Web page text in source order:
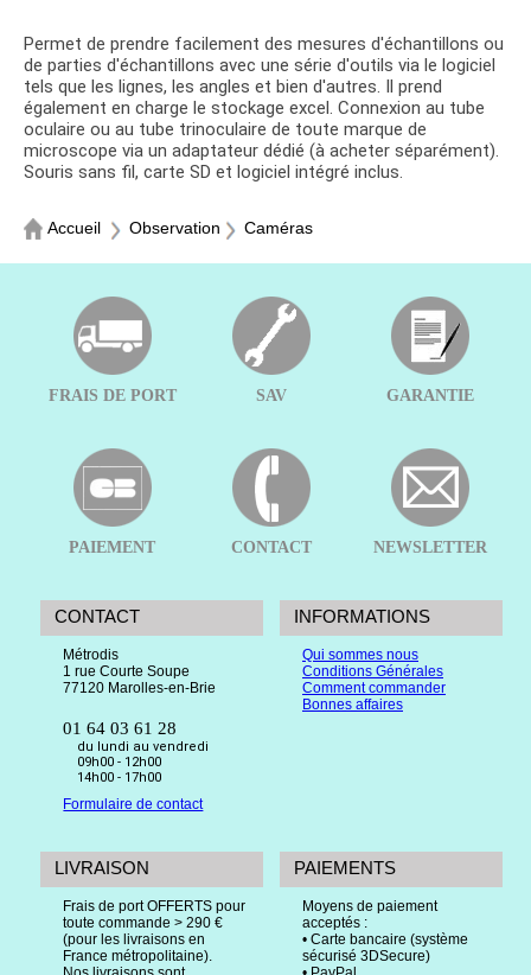
Permet de prendre facilement des mesures d'échantillons ou
de parties d'échantillons avec une série d'outils via le logiciel
tels que les lignes, les angles et bien d'autres. Il prend
également en charge le stockage excel. Connexion au tube
oculaire ou au tube trinoculaire de toute marque de
microscope via un adaptateur dédié (à acheter séparément).
Souris sans fil, carte SD et logiciel intégré inclus.
Accueil Observation Caméras
FRAIS DE PORT SAV GARANTIE
PAIEMENT CONTACT NEWSLETTER
CONTACT
Métrodis
1 rue Courte Soupe
77120 Marolles-en-Brie
01 64 03 61 28
du lundi au vendredi
09h00 - 12h00
14h00 - 17h00
Formulaire de contact
INFORMATIONS
Qui sommes nous
Conditions Générales
Comment commander
Bonnes affaires
LIVRAISON
Frais de port OFFERTS pour
toute commande > 290 €
(pour les livraisons en
France métropolitaine).
PAIEMENTS
Moyens de paiement
acceptés :
• Carte bancaire (système
sécurisé 3DSecure)